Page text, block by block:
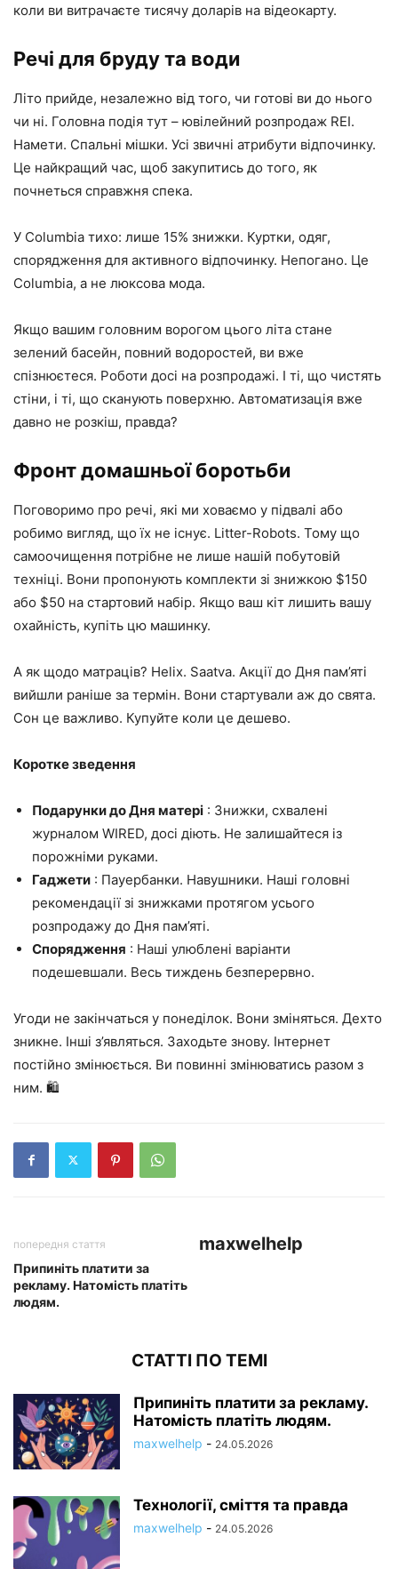
коли ви витрачаєте тисячу доларів на відеокарту.
Речі для бруду та води
Літо прийде, незалежно від того, чи готові ви до нього
чи ні. Головна подія тут – ювілейний розпродаж REI.
Намети. Спальні мішки. Усі звичні атрибути відпочинку.
Це найкращий час, щоб закупитись до того, як
почнеться справжня спека.
У Columbia тихо: лише 15% знижки. Куртки, одяг,
спорядження для активного відпочинку. Непогано. Це
Columbia, а не люксова мода.
Якщо вашим головним ворогом цього літа стане
зелений басейн, повний водоростей, ви вже
спізнюєтеся. Роботи досі на розпродажі. І ті, що чистять
стіни, і ті, що сканують поверхню. Автоматизація вже
давно не розкіш, правда?
Фронт домашньої боротьби
Поговоримо про речі, які ми ховаємо у підвалі або
робимо вигляд, що їх не існує. Litter-Robots. Тому що
самоочищення потрібне не лише нашій побутовій
техніці. Вони пропонують комплекти зі знижкою $150
або $50 на стартовий набір. Якщо ваш кіт лишить вашу
охайність, купіть цю машинку.
А як щодо матраців? Helix. Saatva. Акції до Дня пам’яті
вийшли раніше за термін. Вони стартували аж до свята.
Сон це важливо. Купуйте коли це дешево.
Коротке зведення
Подарунки до Дня матері : Знижки, схвалені
журналом WIRED, досі діють. Не залишайтеся із
порожніми руками.
Гаджети : Пауербанки. Навушники. Наші головні
рекомендації зі знижками протягом усього
розпродажу до Дня пам’яті.
Спорядження : Наші улюблені варіанти
подешевшали. Весь тиждень безперервно.
Угоди не закінчаться у понеділок. Вони зміняться. Дехто
зникне. Інші з’являться. Заходьте знову. Інтернет
постійно змінюється. Ви повинні змінюватись разом з
ним. 🛍️
попередня стаття
Припиніть платити за
рекламу. Натомість платіть
людям.
maxwelhelp
СТАТТІ ПО ТЕМІ
Припиніть платити за рекламу.
Натомість платіть людям.
maxwelhelp - 24.05.2026
Технології, сміття та правда
maxwelhelp - 24.05.2026